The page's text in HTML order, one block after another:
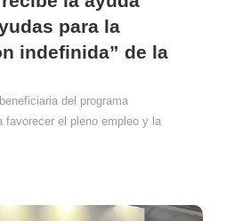
para la
indefinida” de la
del programa
favorecer el pleno empleo y la